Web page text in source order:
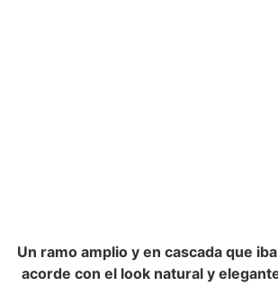
Un ramo amplio y en cascada que
acorde con el look natural y